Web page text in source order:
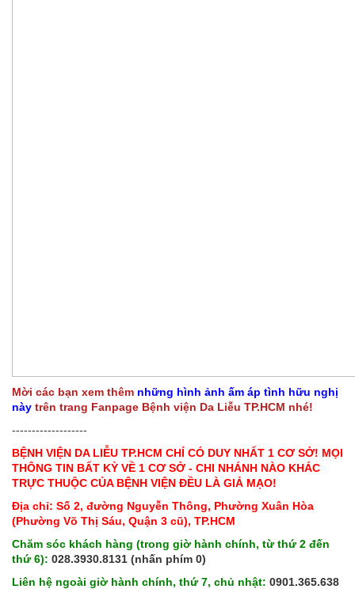
Mời các bạn xem thêm những hình ảnh ấm áp tình hữu nghị
này trên trang Fanpage Bệnh viện Da Liễu TP.HCM nhé!
-------------------
BỆNH VIỆN DA LIỄU TP.HCM CHỈ CÓ DUY NHẤT 1 CƠ SỞ! MỌI
THÔNG TIN BẤT KỲ VỀ 1 CƠ SỞ - CHI NHÁNH NÀO KHÁC
TRỰC THUỘC CỦA BỆNH VIỆN ĐỀU LÀ GIẢ MẠO!
Địa chỉ: Số 2, đường Nguyễn Thông, Phường Xuân Hòa
(Phường Võ Thị Sáu, Quận 3 cũ), TP.HCM
Chăm sóc khách hàng (trong giờ hành chính, từ thứ 2 đến
thứ 6): 028.3930.8131 (nhấn phím 0)
Liên hệ ngoài giờ hành chính, thứ 7, chủ nhật: 0901.365.638